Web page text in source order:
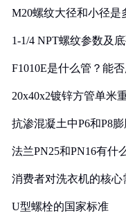
M20螺纹大径和小径是
1-1/4 NPT螺纹参数及
F1010E是什么管？能
20x40x2镀锌方管单米
抗渗混凝土中P6和P8
法兰PN25和PN16有什
消费者对洗衣机的核
U型螺栓的国家标准